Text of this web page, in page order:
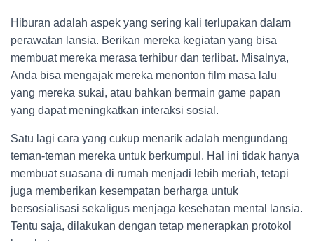
Hiburan adalah aspek yang sering kali terlupakan dalam
perawatan lansia. Berikan mereka kegiatan yang bisa
membuat mereka merasa terhibur dan terlibat. Misalnya,
Anda bisa mengajak mereka menonton film masa lalu
yang mereka sukai, atau bahkan bermain game papan
yang dapat meningkatkan interaksi sosial.
Satu lagi cara yang cukup menarik adalah mengundang
teman-teman mereka untuk berkumpul. Hal ini tidak hanya
membuat suasana di rumah menjadi lebih meriah, tetapi
juga memberikan kesempatan berharga untuk
bersosialisasi sekaligus menjaga kesehatan mental lansia.
Tentu saja, dilakukan dengan tetap menerapkan protokol